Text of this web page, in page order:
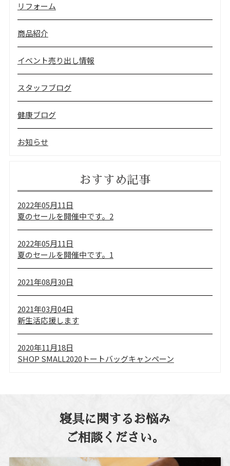
リフォーム
商品紹介
イベント売り出し情報
スタッフブログ
健康ブログ
お知らせ
おすすめ記事
2022年05月11日
夏のセールを開催中です。2
2022年05月11日
夏のセールを開催中です。1
2021年08月30日
2021年03月04日
新生活応援します
2020年11月18日
SHOP SMALL2020トートバッグキャンペーン
寝具に関するお悩み
ご相談ください。